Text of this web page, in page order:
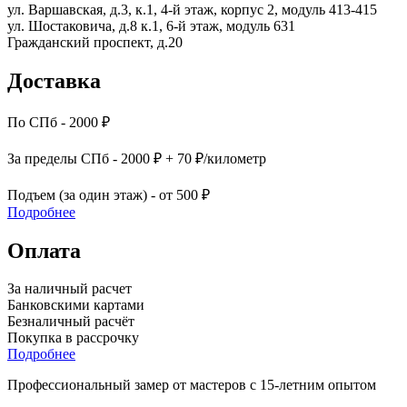
ул. Варшавская, д.3, к.1, 4-й этаж, корпус 2, модуль 413-415
ул. Шостаковича, д.8 к.1, 6-й этаж, модуль 631
Гражданский проспект, д.20
Доставка
По СПб - 2000 ₽
За пределы СПб - 2000 ₽ + 70 ₽/километр
Подъем (за один этаж) - от 500 ₽
Подробнее
Оплата
За наличный расчет
Банковскими картами
Безналичный расчёт
Покупка в рассрочку
Подробнее
Профессиональный замер от мастеров с 15-летним опытом